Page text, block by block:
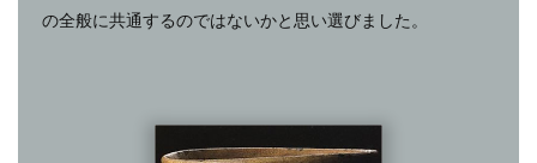
の全般に共通するのではないかと思い選びました。